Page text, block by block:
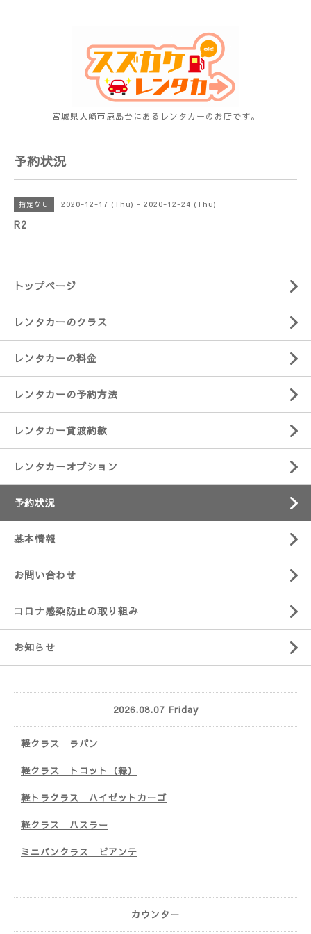
宮城県大崎市鹿島台にあるレンタカーのお店です。
予約状況
指定なし 2020-12-17 (Thu) - 2020-12-24 (Thu)
R2
トップページ
レンタカーのクラス
レンタカーの料金
レンタカーの予約方法
レンタカー貸渡約款
レンタカーオプション
予約状況
基本情報
お問い合わせ
コロナ感染防止の取り組み
お知らせ
2026.08.07 Friday
軽クラス ラパン
軽クラス トコット（緑）
軽トラクラス ハイゼットカーゴ
軽クラス ハスラー
ミニバンクラス ビアンテ
カウンター